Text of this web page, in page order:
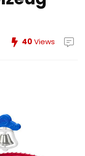
40Views